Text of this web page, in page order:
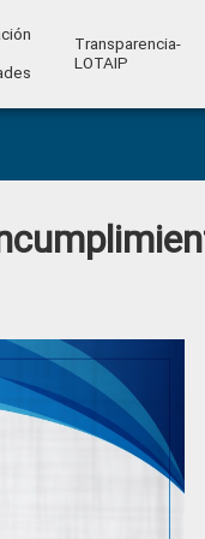
Transparencia-
LOTAIP